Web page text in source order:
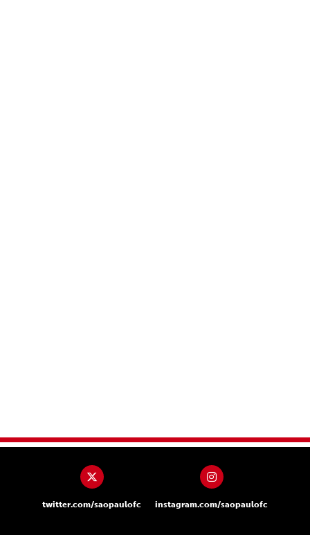
twitter.com/saopaulofc instagram.com/saopaulofc